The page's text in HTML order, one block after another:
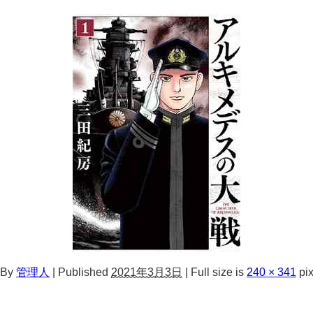
By 管理人 Published 2021年3月3日 Full size is 240 × 341